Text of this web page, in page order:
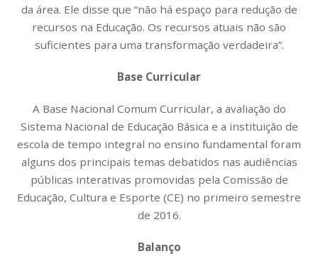
da área. Ele disse que “não há espaço para redução de
recursos na Educação. Os recursos atuais não são
suficientes para uma transformação verdadeira”.
Base Curricular
A Base Nacional Comum Curricular, a avaliação do
Sistema Nacional de Educação Básica e a instituição de
escola de tempo integral no ensino fundamental foram
alguns dos principais temas debatidos nas audiências
públicas interativas promovidas pela Comissão de
Educação, Cultura e Esporte (CE) no primeiro semestre
de 2016.
Balanço